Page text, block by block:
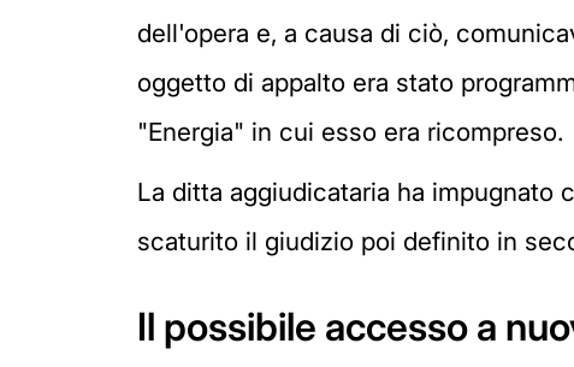
dell'opera e, a causa di ciò,
oggetto di appalto era stato
"Energia" in cui esso era ricompreso.
La ditta aggiudicataria ha impugnato
scaturito il giudizio poi definito in
Il possibile accesso a